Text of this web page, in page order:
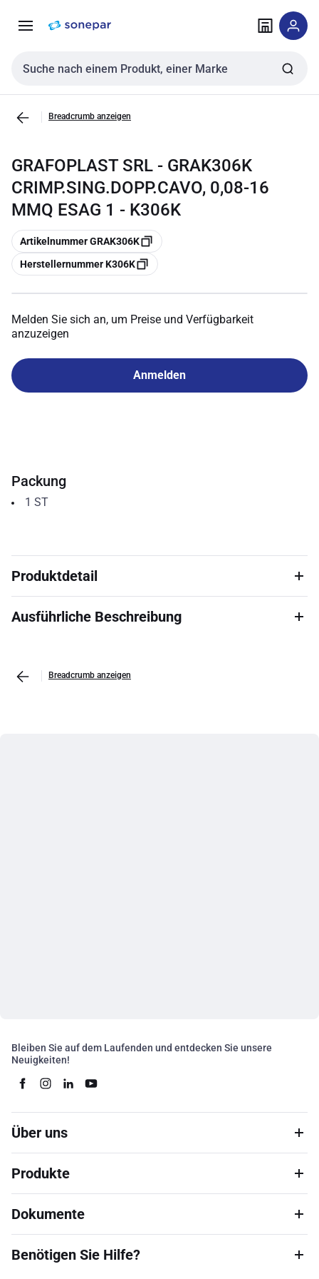
NavigationInhalt
Sucheingabe
Breadcrumb anzeigen
GRAFOPLAST SRL - GRAK306K
CRIMP.SING.DOPP.CAVO, 0,08-16
MMQ ESAG 1 - K306K
Kopieren
Artikelnummer GRAK306K
Kopieren
Herstellernummer K306K
Melden Sie sich an, um Preise und Verfügbarkeit
anzuzeigen
Anmelden
Packung
1 ST
Produktdetail
Ausführliche Beschreibung
Breadcrumb anzeigen
Bleiben Sie auf dem Laufenden und entdecken Sie unsere
Neuigkeiten!
Über uns
Produkte
Dokumente
Benötigen Sie Hilfe?